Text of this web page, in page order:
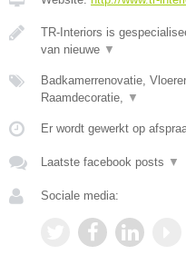
TR-Interiors is
van nieuwe ▼
Badkamerrenovatie,
Raamdecoratie,
▼
Er wordt gewerkt op
Laatste facebook posts ▼
Sociale media: